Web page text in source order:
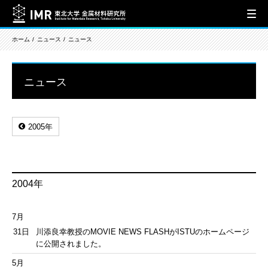
ホーム ニュース ニュース
ニュース
2005年
2004年
7月
31日
川添良幸教授のMOVIE NEWS FLASHがISTUのホームページ
に公開されました。
5月